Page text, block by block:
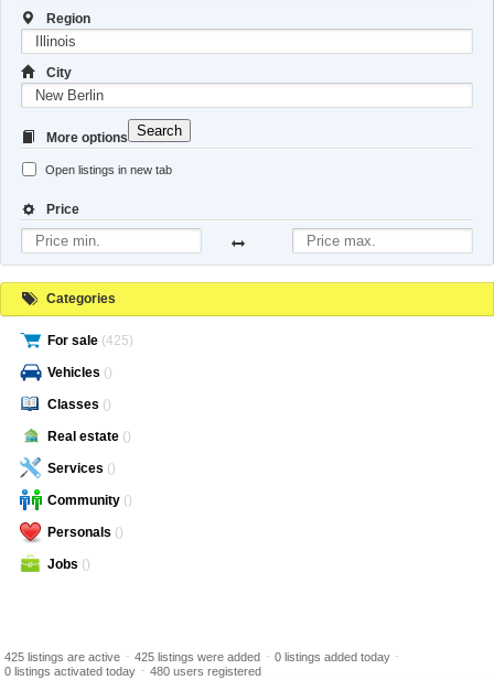
Region
City
More options
Open listings in new tab
Price
Search
Categories
For sale (425)
Vehicles ()
Classes ()
Real estate ()
Services ()
Community ()
Personals ()
Jobs ()
425 listings are active - 425 listings were added - 0 listings added today -
0 listings activated today - 480 users registered